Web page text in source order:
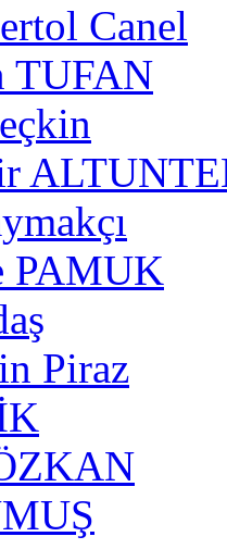
Canel
TUFAN
PAMUK
Piraz